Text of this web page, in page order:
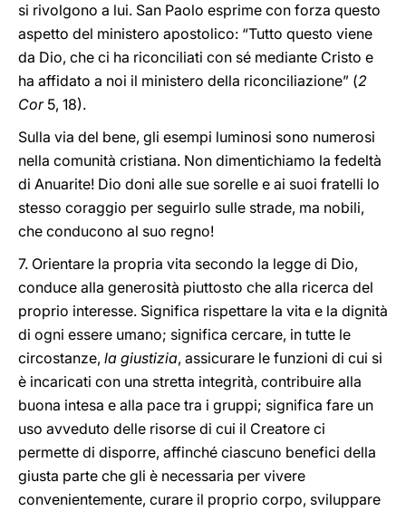
si rivolgono a lui. San Paolo esprime con forza questo
aspetto del ministero apostolico: “Tutto questo viene
da Dio, che ci ha riconciliati con sé mediante Cristo e
ha affidato a noi il ministero della riconciliazione” (2
Cor5, 18).
Sulla via del bene, gli esempi luminosi sono numerosi
nella comunità cristiana. Non dimentichiamo la fedeltà
di Anuarite! Dio doni alle sue sorelle e ai suoi fratelli lo
stesso coraggio per seguirlo sulle strade, ma nobili,
che conducono al suo regno!
7. Orientare la propria vita secondo la legge di Dio,
conduce alla generosità piuttosto che alla ricerca del
proprio interesse. Significa rispettare la vita e la dignità
di ogni essere umano; significa cercare, in tutte le
circostanze, la giustizia, assicurare le funzioni di cui si
è incaricati con una stretta integrità, contribuire alla
buona intesa e alla pace tra i gruppi; significa fare un
uso avveduto delle risorse di cui il Creatore ci
permette di disporre, affinché ciascuno benefici della
giusta parte che gli è necessaria per vivere
convenientemente, curare il proprio corpo, sviluppare